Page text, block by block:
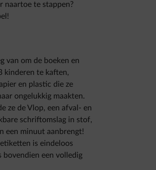
naartoe te stappen?
van om de boeken en
kinderen te kaften,
en plastic die ze
ongelukkig maakten.
ze de Vlop, een afval- en
schriftomslag in stof,
een minuut aanbrengt!
is eindeloos
bovendien een volledig